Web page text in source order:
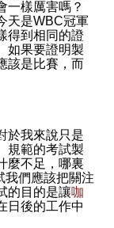
一樣厲害嗎？
天是WBC冠軍
得到相同的證
如果要證明製
該是比賽，而
於我來說只是
規範的考試製
麼不足，哪裏
我們應該把關注
的目的是讓咖
日後的工作中